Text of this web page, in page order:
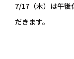
7/17（木）は午後
だきます。